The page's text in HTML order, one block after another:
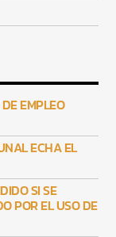
EMPLEO
ECHA EL
SI SE
POR EL USO DE